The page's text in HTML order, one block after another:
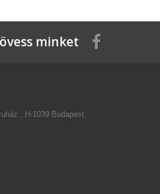
minket
, H-1039 Budapest,